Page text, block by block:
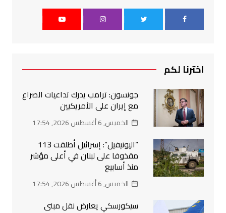
اخترنا لكم
جونسون: ترامب يدرك تداعيات الصراع
مع إيران على الأمريكيين
الخميس, 6 أغسطس 2026, 17:54
“اليونيفيل”: إسرائيل أطلقت 113
مقذوفا على لبنان في أعلى مؤشر
منذ أسابيع
الخميس, 6 أغسطس 2026, 17:54
سيكورسكي يعارض نقل مبنى